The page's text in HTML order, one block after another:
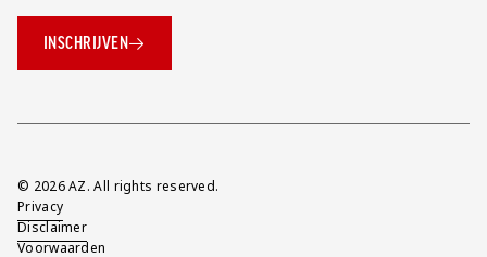
INSCHRIJVEN
Overig
© 2026 AZ. All rights reserved.
Privacy
Disclaimer
Voorwaarden